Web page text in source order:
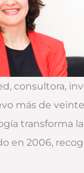
consultora,
más de
transforma
en 2006,